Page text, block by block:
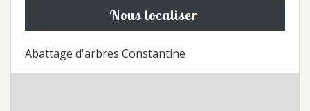
Nous localiser
Abattage d'arbres Constantine